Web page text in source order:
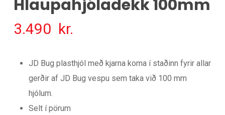
Hlaupahjóladekk 100mm
3.490 kr.
JD Bug plasthjól með kjarna koma í staðinn fyrir allar
gerðir af JD Bug vespu sem taka við 100 mm
hjólum.
Selt í pörum